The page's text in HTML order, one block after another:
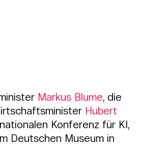
Markus Blume, die
Hubert
Konferenz für KI,
Deutschen Museum in